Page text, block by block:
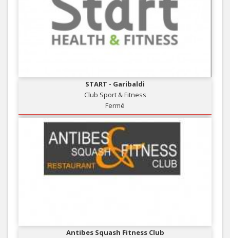
START - Garibaldi
Club Sport & Fitness
Fermé
Antibes Squash Fitness Club